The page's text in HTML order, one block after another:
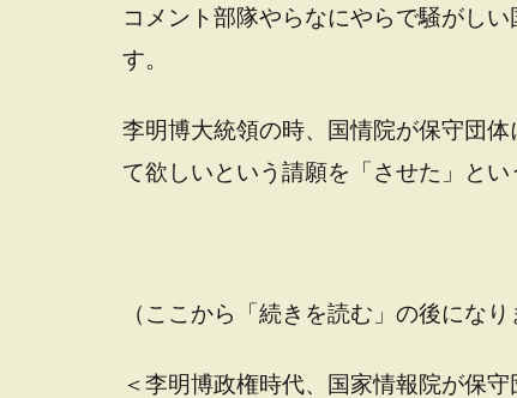
コメント部隊やらなにやらで騒がし
す。
李明博大統領の時、国情院が保守団
て欲しいという請願を「させた」とい
（ここから「続きを読む」の後になり
＜李明博政権時代、国家情報院が保